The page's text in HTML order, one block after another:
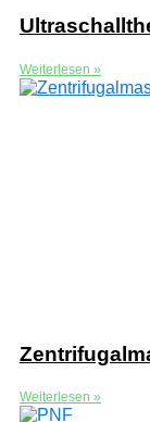
Weiterlesen »
Weiterlesen »